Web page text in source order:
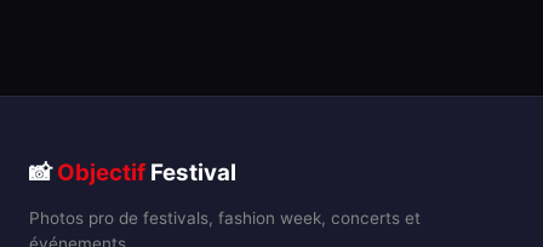
📸Objectif Festival
Photos pro de festivals, fashion week, concerts et
événements.